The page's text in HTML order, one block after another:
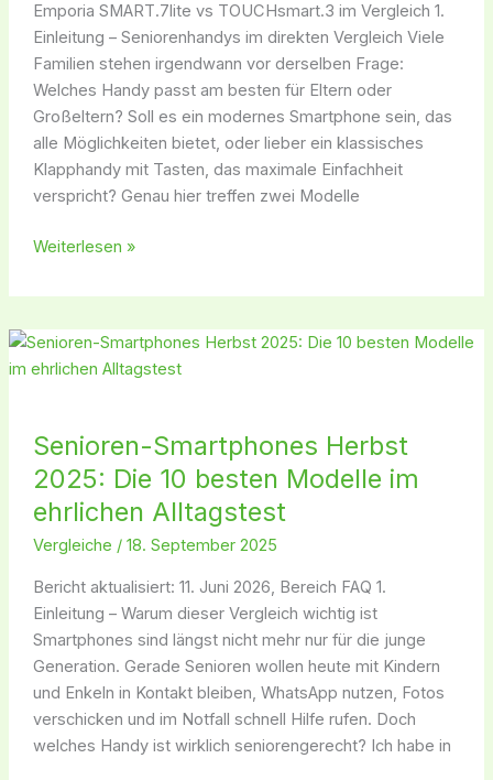
Emporia SMART.7lite vs TOUCHsmart.3 im Vergleich 1.
Einleitung – Seniorenhandys im direkten Vergleich Viele
Familien stehen irgendwann vor derselben Frage:
Welches Handy passt am besten für Eltern oder
Großeltern? Soll es ein modernes Smartphone sein, das
alle Möglichkeiten bietet, oder lieber ein klassisches
Klapphandy mit Tasten, das maximale Einfachheit
verspricht? Genau hier treffen zwei Modelle
Weiterlesen »
Senioren-Smartphones Herbst
2025: Die 10 besten Modelle im
ehrlichen Alltagstest
Vergleiche / 18. September 2025
Bericht aktualisiert: 11. Juni 2026, Bereich FAQ 1.
Einleitung – Warum dieser Vergleich wichtig ist
Smartphones sind längst nicht mehr nur für die junge
Generation. Gerade Senioren wollen heute mit Kindern
und Enkeln in Kontakt bleiben, WhatsApp nutzen, Fotos
verschicken und im Notfall schnell Hilfe rufen. Doch
welches Handy ist wirklich seniorengerecht? Ich habe in
Senioren-
Smartphones
Die
10
besten
Modelle
im
ehrlichen
Alltagstest